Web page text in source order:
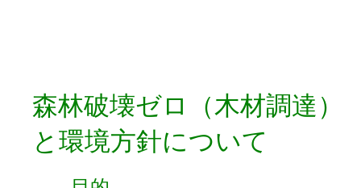
森林破壊ゼロ（木材調達）
と環境方針について